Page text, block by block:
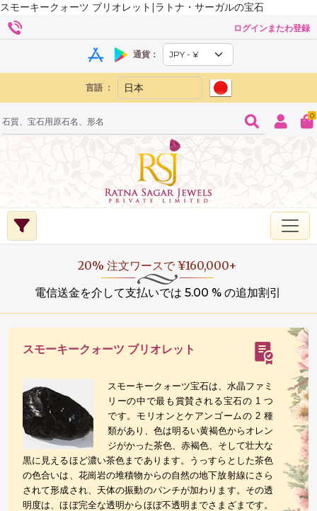
スモーキークォーツ ブリオレット|ラトナ・サーガルの宝石
ログインまたわ登録
通貨：
言語 ：
0
20% 注文ワースで ¥160,000+
電信送金を介して支払いでは 5.00 % の追加割引
スモーキークォーツ ブリオレット
スモーキークォーツ宝石は、水晶ファミ
リーの中で最も賞賛される宝石の 1 つ
です。モリオンとケアンゴームの 2 種
類があり、色は明るい黄褐色からオレン
ジがかった茶色、赤褐色、そして壮大な
黒に見えるほど濃い茶色まであります。うっすらとした茶色
の色合いは、花崗岩の堆積物からの自然の地下放射線にさら
されて形成され、天体の振動のパンチが加わります。その透
明度は、ほぼ完全な透明からほぼ不透明までさまざまです。